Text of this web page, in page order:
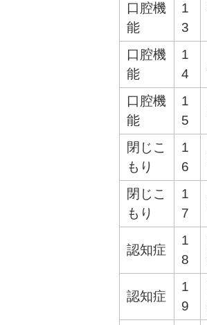
口腔機
能
1
3
口腔機
能
1
4
口腔機
能
1
5
閉じこ
もり
1
6
閉じこ
もり
1
7
認知症
1
8
認知症
1
9